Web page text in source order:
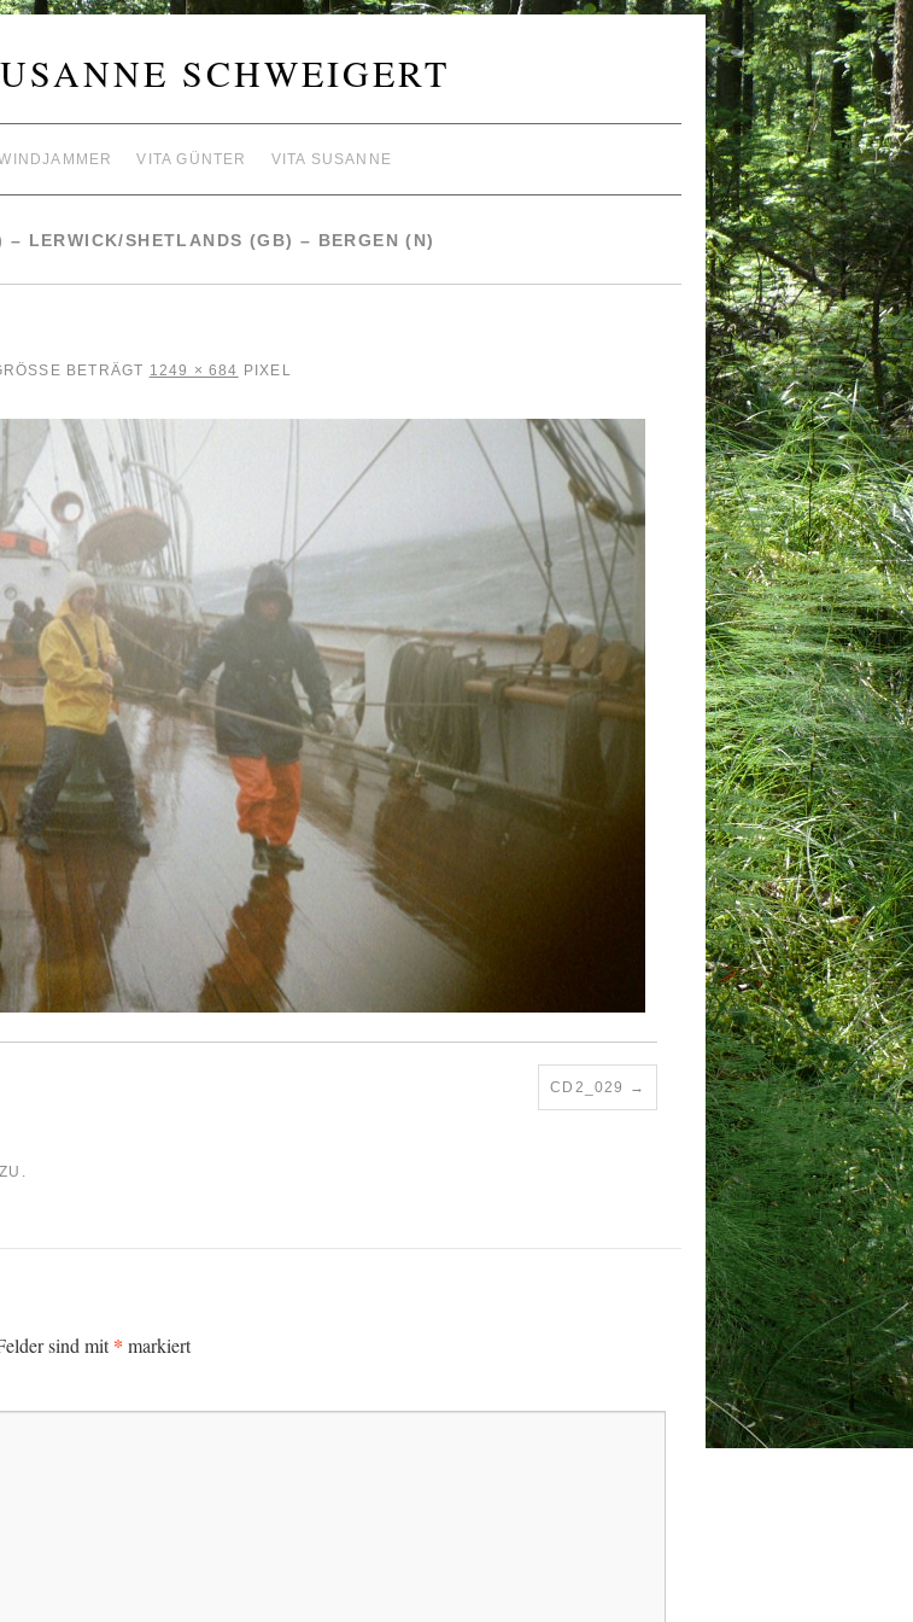
SCHWEIGERT
VITA GÜNTER VITA SUSANNE
LERWICK/SHETLANDS (GB) – BERGEN (N)
BETRÄGT 1249 × 684 PIXEL
CD2_029
sind mit* markiert